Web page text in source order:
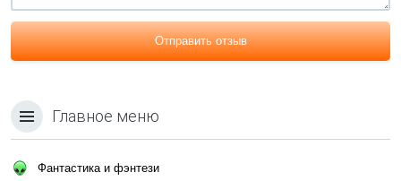
Отправить отзыв
Главное меню
Фантастика и фэнтези